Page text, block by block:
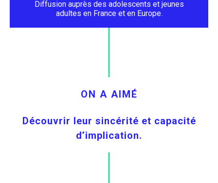
Diffusion auprès des adolescents et jeunes
adultes en France et en Europe.
ON A AIMÉ
Découvrir leur sincérité et capacité
d’implication.